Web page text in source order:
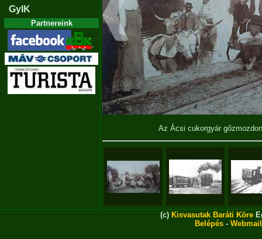
GyIK
Partnereink
Az Ácsi cukorgyár
(c) Kisvasutak Baráti Köre
Belépés - Webmail